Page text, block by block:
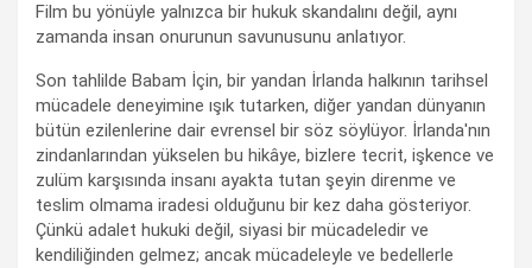
Film bu yönüyle yalnızca bir hukuk skandalını değil, aynı
zamanda insan onurunun savunusunu anlatıyor.
Son tahlilde Babam İçin, bir yandan İrlanda halkının tarihsel
mücadele deneyimine ışık tutarken, diğer yandan dünyanın
bütün ezilenlerine dair evrensel bir söz söylüyor. İrlanda'nın
zindanlarından yükselen bu hikâye, bizlere tecrit, işkence ve
zulüm karşısında insanı ayakta tutan şeyin direnme ve
teslim olmama iradesi olduğunu bir kez daha gösteriyor.
Çünkü adalet hukuki değil, siyasi bir mücadeledir ve
kendiliğinden gelmez; ancak mücadeleyle ve bedellerle